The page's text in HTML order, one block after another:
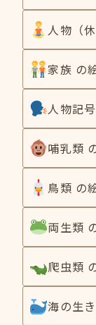
人物（
家族 の
人物記
哺乳類
鳥類 の
両生類
爬虫類
海の生